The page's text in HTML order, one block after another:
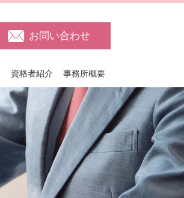
お問い合わせ
資格者紹介 事務所概要